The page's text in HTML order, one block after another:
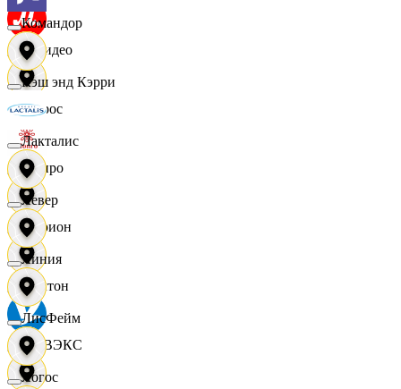
МВидео
Мирос
Монро
Морион
Мултон
НОВЭКС
Командор
Кэш энд Кэрри
Лакталис
Левер
Линия
ЛисФейм
Логос